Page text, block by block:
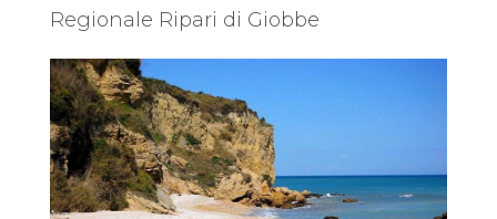
Regionale Ripari di Giobbe